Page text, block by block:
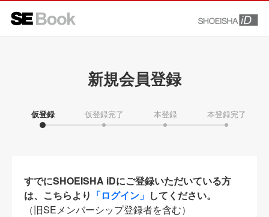
新規会員登録
仮登録 仮登録完了 本登録 本登録完了
すでにSHOEISHA iDにご登録いただいている方
は、こちらより 「ログイン」 してください。
（旧SEメンバーシップ登録者を含む）